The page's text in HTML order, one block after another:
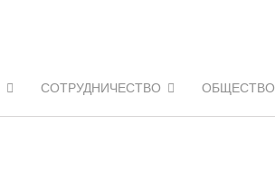
СОТРУДНИЧЕСТВО ОБЩЕСТВО